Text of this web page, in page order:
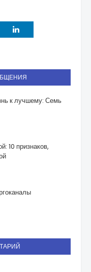
к лучшему: Семь
10 признаков,